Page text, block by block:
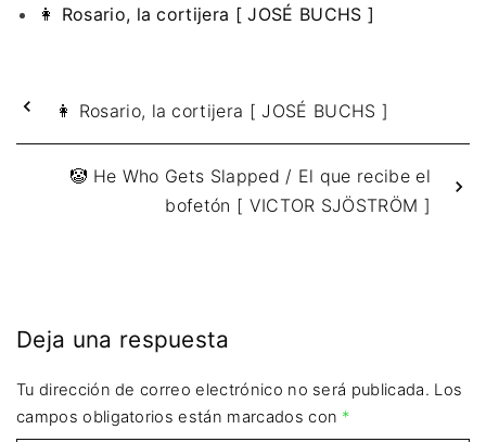
👩 Rosario, la cortijera [ JOSÉ BUCHS ]
👩 Rosario, la cortijera [ JOSÉ BUCHS ]
🤡 He Who Gets Slapped / El que recibe el
bofetón [ VICTOR SJÖSTRÖM ]
Deja una respuesta
Tu dirección de correo electrónico no será publicada. Los
campos obligatorios están marcados con *